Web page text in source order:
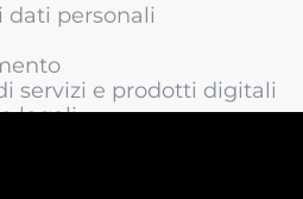
dati personali
servizi e prodotti digitali
legali